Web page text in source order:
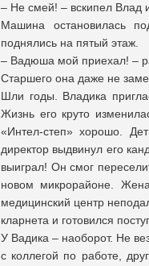
– Не смей! – вскипел Влад
Машина остановилась
поднялись на пятый этаж.
– Вадюша мой приехал! –
Старшего она даже не
Шли годы. Владика
Жизнь его круто
«Интел-степ» хорошо.
директор выдвинул его
выиграл! Он смог
новом микрорайоне.
медицинский центр
кларнета и готовился
У Вадика – наоборот. Не
с коллегой по работе,